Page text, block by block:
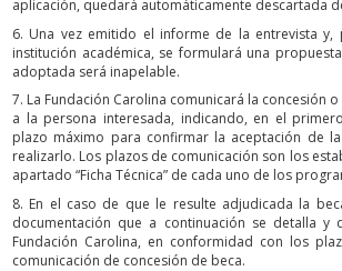
aplicación, quedará automáticamente descartada
6. Una vez emitido el informe de la entrevista y,
institución académica, se formulará una
adoptada será inapelable.
7. La Fundación Carolina comunicará la concesión
a la persona interesada, indicando, en el
plazo máximo para confirmar la aceptación de
realizarlo. Los plazos de comunicación son los
apartado “Ficha Técnica” de cada uno de los
8. En el caso de que le resulte adjudicada la
documentación que a continuación se detalla y
Fundación Carolina, en conformidad con los
comunicación de concesión de beca.